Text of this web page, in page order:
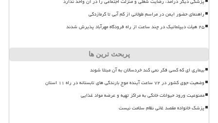
راهنمای حضور ایمن در مراسم طولانی از کم آبی تا گرمازدگی
۲۵ هیأت دیپلماتیک در چند ساعت از راه فرودگاه مهرآباد پذیرش شدند
پربحث ترین ها
بیماری ای که کسی فکر نمی کند خردسالان به آن مبتلا شوند
وضعیت جوی کشور در ۷۲ ساعت آینده موج بارندگی های تابستانه در راه ۱۱ استان
ممنوعیت ورود حیوانات خانگی به مراکز تهیه و عرضه مواد غذایی
پزشک خانواده مقصد غائی نظام سلامت نیست